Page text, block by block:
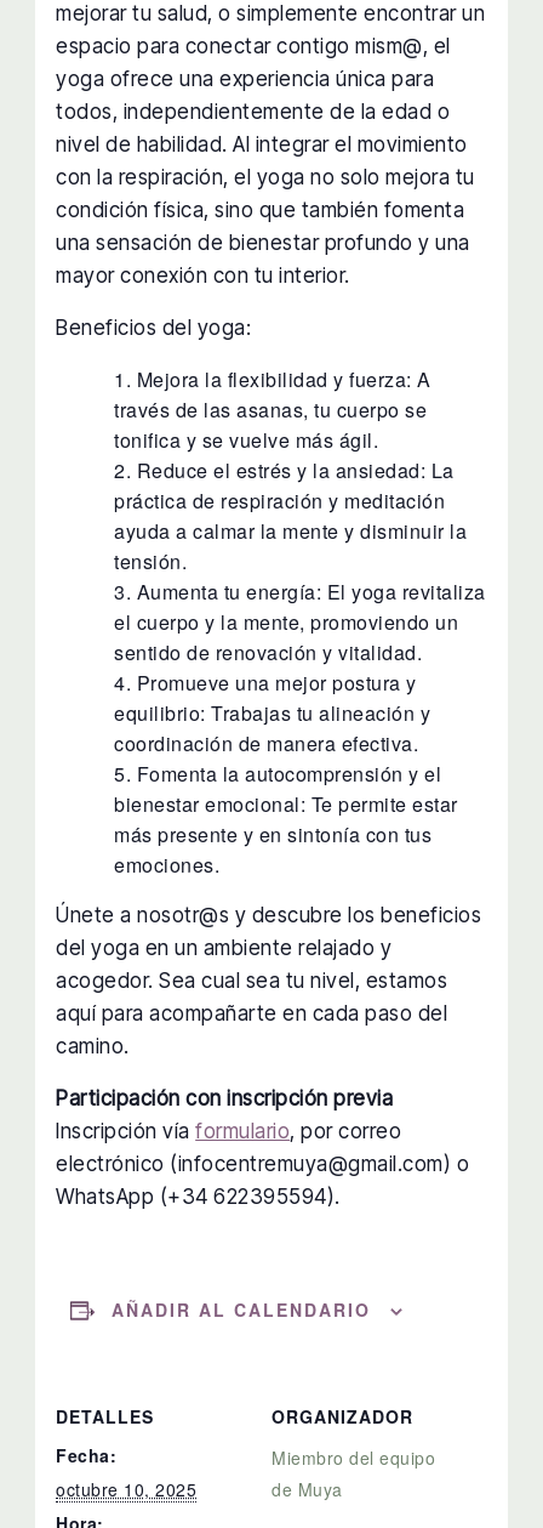
mejorar tu salud, o simplemente encontrar un
espacio para conectar contigo mism@, el
yoga ofrece una experiencia única para
todos, independientemente de la edad o
nivel de habilidad. Al integrar el movimiento
con la respiración, el yoga no solo mejora tu
condición física, sino que también fomenta
una sensación de bienestar profundo y una
mayor conexión con tu interior.
Beneficios del yoga:
Mejora la flexibilidad y fuerza: A
través de las asanas, tu cuerpo se
tonifica y se vuelve más ágil.
Reduce el estrés y la ansiedad: La
práctica de respiración y meditación
ayuda a calmar la mente y disminuir la
tensión.
Aumenta tu energía: El yoga revitaliza
el cuerpo y la mente, promoviendo un
sentido de renovación y vitalidad.
Promueve una mejor postura y
equilibrio: Trabajas tu alineación y
coordinación de manera efectiva.
Fomenta la autocomprensión y el
bienestar emocional: Te permite estar
más presente y en sintonía con tus
emociones.
Únete a nosotr@s y descubre los beneficios
del yoga en un ambiente relajado y
acogedor. Sea cual sea tu nivel, estamos
aquí para acompañarte en cada paso del
camino.
Participación con inscripción previa
Inscripción víaformulario, por correo
electrónico (infocentremuya@gmail.com) o
WhatsApp (+34 622395594).
AÑADIR AL CALENDARIO
DETALLES
Fecha:
octubre 10, 2025
ORGANIZADOR
Miembro del equipo
de Muya